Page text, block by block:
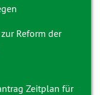
Reform der
Zeitplan für